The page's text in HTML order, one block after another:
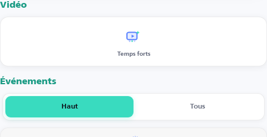
Vidéo
Temps forts
Événements
Haut Tous